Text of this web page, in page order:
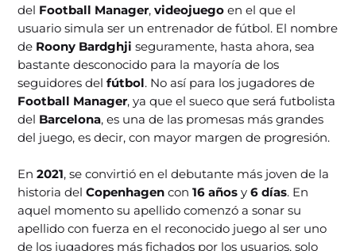
del Football Manager,videojuego en el que el
usuario simula ser un entrenador de fútbol. El nombre
de Roony Bardghji seguramente, hasta ahora, sea
bastante desconocido para la mayoría de los
seguidores delfútbol. No así para los jugadores de
Football Manager, ya que el sueco que será futbolista
del Barcelona, es una de las promesas más grandes
del juego, es decir, con mayor margen de progresión.
En2021, se convirtió en el debutante más joven de la
historia delCopenhagen con16 años y6 días. En
aquel momento su apellido comenzó a sonar su
apellido con fuerza en el reconocido juego al ser uno
de los jugadores más fichados por los usuarios, solo